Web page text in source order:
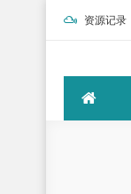
资源记录